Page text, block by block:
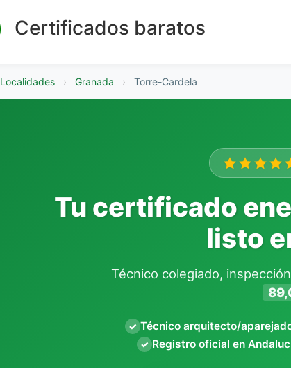
Certificados baratos
Localidades › Granada › Torre-Cardela
Tu certificado
listo
Técnico colegiado,
✓ Técnico arquitecto/
✓ Registro oficial en